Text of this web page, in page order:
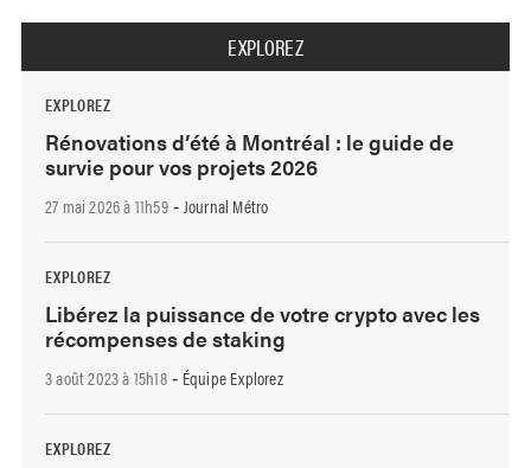
EXPLOREZ
EXPLOREZ
Rénovations d’été à Montréal : le guide de
survie pour vos projets 2026
27 mai 2026 à 11h59- Journal Métro
EXPLOREZ
Libérez la puissance de votre crypto avec les
récompenses de staking
3 août 2023 à 15h18- Équipe Explorez
EXPLOREZ